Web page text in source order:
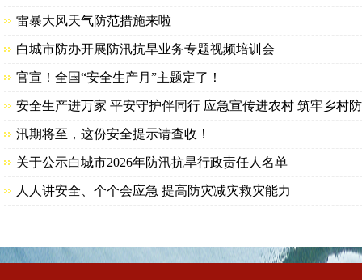
雷暴大风天气防范措施来啦
白城市防办开展防汛抗旱业务专题视频培训会
官宣！全国“安全生产月”主题定了！
安全生产进万家 平安守护伴同行 应急宣传进农村 筑牢乡村
汛期将至，这份安全提示请查收！
关于公示白城市2026年防汛抗旱行政责任人名单
人人讲安全、个个会应急 提高防灾减灾救灾能力